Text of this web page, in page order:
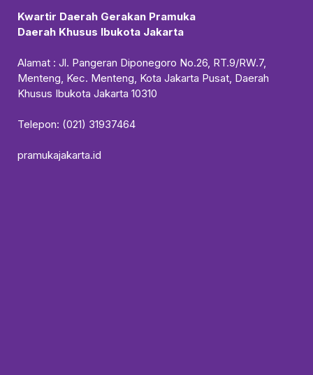
Kwartir Daerah Gerakan Pramuka
Daerah Khusus Ibukota Jakarta
Alamat : Jl. Pangeran Diponegoro No.26, RT.9/RW.7,
Menteng, Kec. Menteng, Kota Jakarta Pusat, Daerah
Khusus Ibukota Jakarta 10310
Telepon: (021) 31937464
pramukajakarta.id